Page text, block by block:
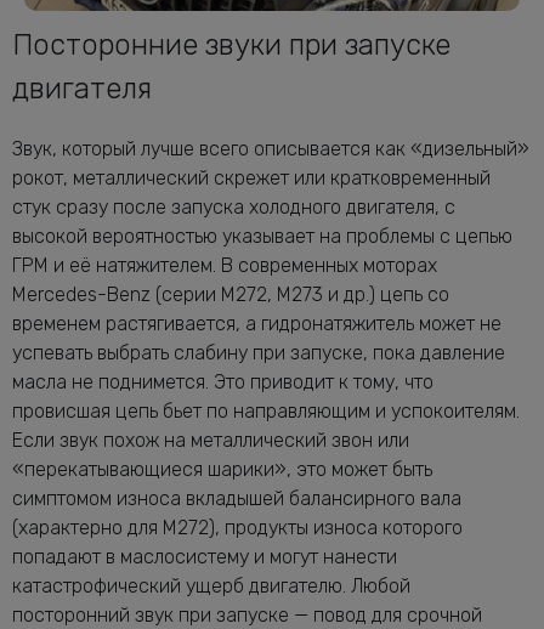
Посторонние звуки при запуске
двигателя
Звук, который лучше всего описывается как «дизельный»
рокот, металлический скрежет или кратковременный
стук сразу после запуска холодного двигателя, с
высокой вероятностью указывает на проблемы с цепью
ГРМ и её натяжителем. В современных моторах
Mercedes-Benz (серии M272, M273 и др.) цепь со
временем растягивается, а гидронатяжитель может не
успевать выбрать слабину при запуске, пока давление
масла не поднимется. Это приводит к тому, что
провисшая цепь бьет по направляющим и успокоителям.
Если звук похож на металлический звон или
«перекатывающиеся шарики», это может быть
симптомом износа вкладышей балансирного вала
(характерно для M272), продукты износа которого
попадают в маслосистему и могут нанести
катастрофический ущерб двигателю. Любой
посторонний звук при запуске — повод для срочной